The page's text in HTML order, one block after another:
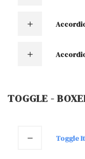
TOGGLE -
Toggle